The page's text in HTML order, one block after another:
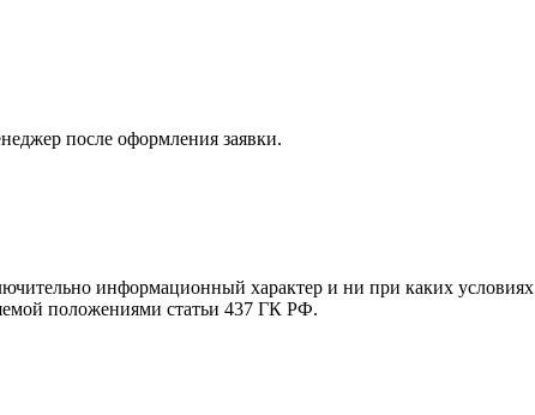
после оформления заявки.
информационный характер и ни при каких условиях
положениями статьи 437 ГК РФ.